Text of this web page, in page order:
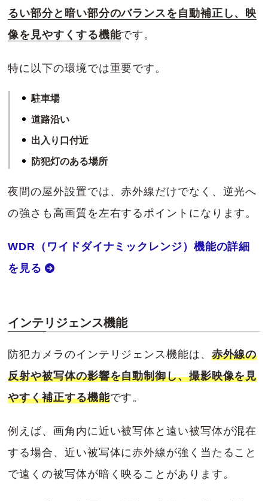
るい部分と暗い部分のバランスを自動補正し、映
像を見やすくする機能です。
特に以下の環境では重要です。
駐車場
道路沿い
出入り口付近
防犯灯のある場所
夜間の屋外設置では、赤外線だけでなく、逆光へ
の強さも高画質を左右するポイントになります。
WDR（ワイドダイナミックレンジ）機能の詳細
を見る
インテリジェンス機能
防犯カメラのインテリジェンス機能は、 赤外線の
反射や被写体の影響を自動制御し、撮影映像を見
やすく補正する機能です。
例えば、画角内に近い被写体と遠い被写体が混在
する場合、近い被写体に赤外線が強く当たること
で遠くの被写体が暗く映ることがあります。